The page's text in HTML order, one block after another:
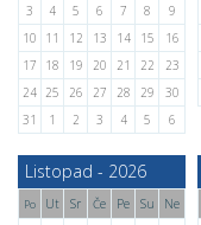
3
4 5 6 7 8
9
10
11 12 13 14 15
16
17
18 19 20 21 22
23
24 25 26 27 28 29
30
31
1 2 3 4 5 6
Listopad - 2026
Po Ut Sr Če Pe Su
Ne